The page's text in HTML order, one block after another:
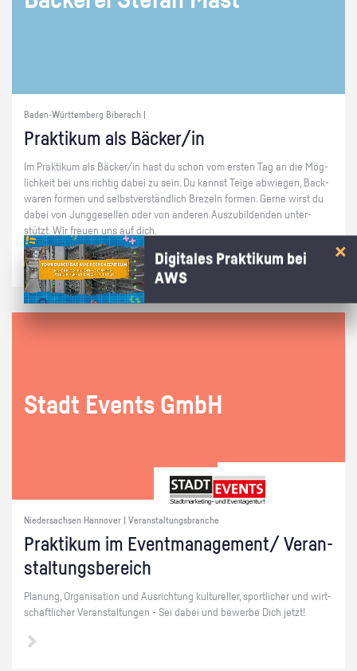
Baden-Württemberg Biberach |
Prak­ti­kum als Bä­cker/in
Im Prak­ti­kum als Bä­cker/in hast du schon vom ers­ten Tag an die Mög­
lich­keit bei uns rich­tig dabei zu sein. Du kannst Teige ab­wie­gen, Back­
wa­ren for­men und selbst­ver­ständ­lich Bre­zeln for­men. Gerne wirst du
dabei von Jung­ge­sel­len oder von an­de­ren Aus­zu­bil­den­den un­ter­
stützt. Wir freu­en uns auf dich.
Stadt Events GmbH
Niedersachsen Hannover | Veranstaltungsbranche
Prak­ti­kum im Event­ma­nage­ment/ Ver­an­
stal­tungs­be­reich
Pla­nung, Or­ga­ni­sa­ti­on und Aus­rich­tung kul­tu­rel­ler, sport­li­cher und wirt­
schaft­li­cher Ver­an­stal­tun­gen - Sei dabei und be­wer­be Dich jetzt!
Digitales Praktikum bei
AWS